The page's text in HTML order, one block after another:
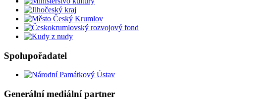
Spolupořadatel
Generální mediální partner